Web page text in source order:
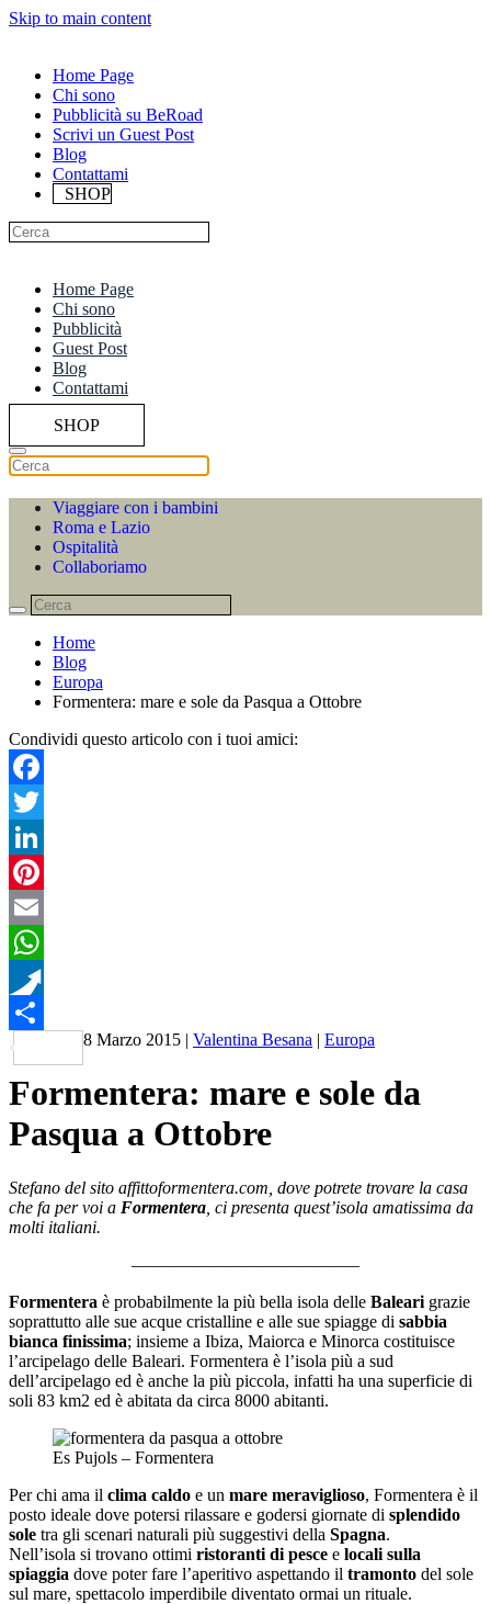
Skip to main content
Home Page
Chi sono
Pubblicità su BeRoad
Scrivi un Guest Post
Blog
Contattami
SHOP
Home Page
Chi sono
Pubblicità
Guest Post
Blog
Contattami
SHOP
Viaggiare con i bambini
Roma e Lazio
Ospitalità
Collaboriamo
Home
Blog
Europa
Formentera: mare e sole da Pasqua a Ottobre
Condividi questo articolo con i tuoi amici:
Facebook
Twitter
LinkedIn
Pinterest
Email
WhatsApp
Pusha
Condividi
8 Marzo 2015 | Valentina Besana | Europa
Formentera: mare e sole da
Pasqua a Ottobre
Stefano del sito affittoformentera.com, dove potrete trovare la casa
che fa per voi a Formentera , ci presenta quest’isola amatissima da
molti italiani.
—————————————
Formentera è probabilmente la più bella isola delle Baleari grazie
soprattutto alle sue acque cristalline e alle sue spiagge di sabbia
bianca finissima; insieme a Ibiza, Maiorca e Minorca costituisce
l’arcipelago delle Baleari. Formentera è l’isola più a sud
dell’arcipelago ed è anche la più piccola, infatti ha una superficie di
soli 83 km2 ed è abitata da circa 8000 abitanti.
Es Pujols – Formentera
Per chi ama il clima caldo e un mare meraviglioso, Formentera è il
posto ideale dove potersi rilassare e godersi giornate di splendido
sole tra gli scenari naturali più suggestivi della Spagna.
Nell’isola si trovano ottimi ristoranti di pesce e locali sulla
spiaggia dove poter fare l’aperitivo aspettando il tramonto del sole
sul mare, spettacolo imperdibile diventato ormai un rituale.